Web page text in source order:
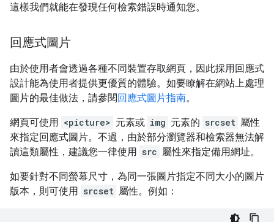
這樣我們就能在發現任何檢索錯誤時通知您。
回應式圖片
由於使用者會透過各種不同裝置存取網頁，因此採用回應式
設計能為使用者提供更優質的體驗。如要瞭解在網站上處理
圖片的最佳做法，請參閱回應式圖片指南。
網頁可使用 <picture> 元素或 img 元素的 srcset 屬性
來指定回應式圖片。不過，由於部分瀏覽器和檢索器無法解
讀這類屬性，建議您一律使用 src 屬性來指定備用網址。
如要針對不同螢幕尺寸，為同一張圖片指定不同大小的圖片
版本，則可使用 srcset 屬性。例如：